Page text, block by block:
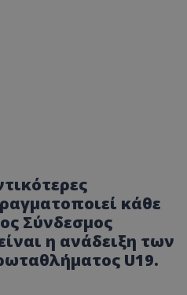
κάθε
Σύνδεσμος
η ανάδειξη των
U19.